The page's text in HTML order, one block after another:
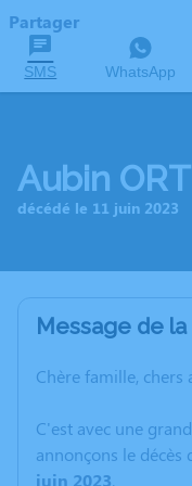
Partager
SMS WhatsApp
Aubin
décédé le 11 juin 2023
Message de
Chère famille, chers
C'est avec une
annonçons le décès
juin 2023.